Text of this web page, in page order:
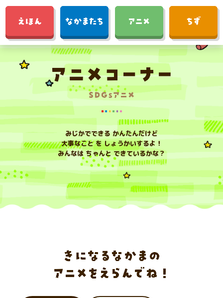
みじかでできる かんたんだけど
大事なこと を しょうかいするよ！
みんなは ちゃんと できているかな？